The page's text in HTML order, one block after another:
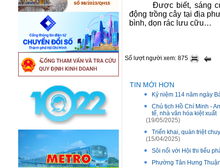
Được biết, sáng
động trồng cây tại địa
bình, dọn rác lưu cữu…
Số lượt người xem: 875
TIN MỚI HƠN
Kỷ niệm 114 năm ngày
Chủ tịch Hồ Chí Minh -
tế, nhà văn hóa kiệt xuất
(19/05/2025)
Triển khai, quán triệt
(15/04/2025)
Sôi nổi với Hội thi tiểu
Phường Tân Hưng